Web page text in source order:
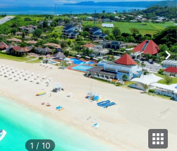
1 / 10